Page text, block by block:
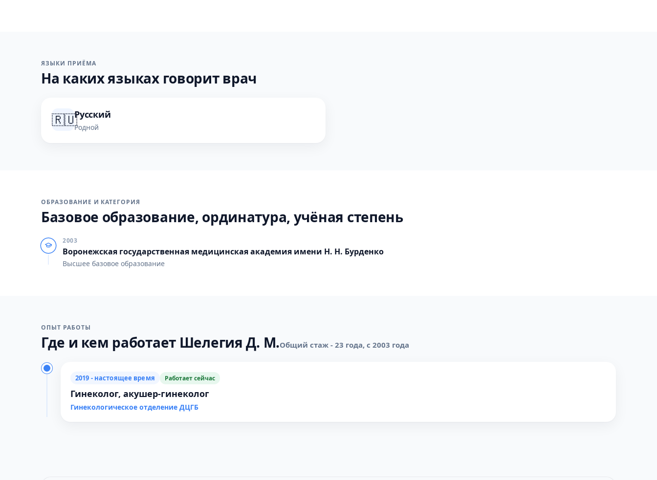
ЯЗЫКИ ПРИЁМА
На каких языках говорит врач
🇷🇺Русский
Родной
ОБРАЗОВАНИЕ И КАТЕГОРИЯ
Базовое образование, ординатура, учёная степень
2003
Воронежская государственная медицинская академия имени Н. Н. Бурденко
Высшее базовое образование
ОПЫТ РАБОТЫ
Где и кем работает Шелегия Д. М.Общий стаж - 23 года, с 2003 года
2019 - настоящее время Работает сейчас
Гинеколог, акушер-гинеколог
Гинекологическое отделение ДЦГБ